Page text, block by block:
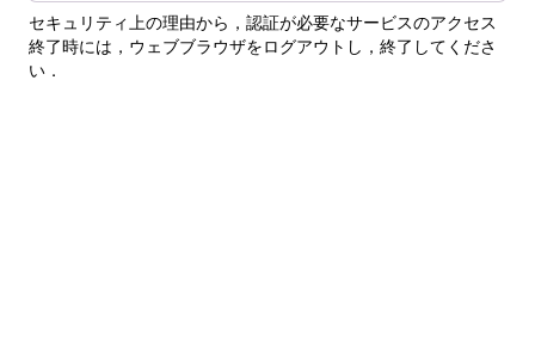
セキュリティ上の理由から，認証が必要なサービスのアクセス
終了時には，ウェブブラウザをログアウトし，終了してくださ
い．